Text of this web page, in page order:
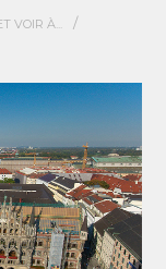
VOIR À... /